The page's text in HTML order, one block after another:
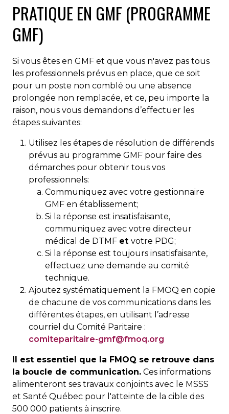
PRATIQUE EN GMF (PROGRAMME
GMF)
Si vous êtes en GMF et que vous n'avez pas tous
les professionnels prévus en place, que ce soit
pour un poste non comblé ou une absence
prolongée non remplacée, et ce, peu importe la
raison, nous vous demandons d’effectuer les
étapes suivantes:
Utilisez les étapes de résolution de différends
prévus au programme GMF pour faire des
démarches pour obtenir tous vos
professionnels:
Communiquez avec votre gestionnaire
GMF en établissement;
Si la réponse est insatisfaisante,
communiquez avec votre directeur
médical de DTMF et votre PDG;
Si la réponse est toujours insatisfaisante,
effectuez une demande au comité
technique.
Ajoutez systématiquement la FMOQ en copie
de chacune de vos communications dans les
différentes étapes, en utilisant l’adresse
courriel du Comité Paritaire :
comiteparitaire-gmf@fmoq.org
Il est essentiel que la FMOQ se retrouve dans
la boucle de communication. Ces informations
alimenteront ses travaux conjoints avec le MSSS
et Santé Québec pour l'atteinte de la cible des
500 000 patients à inscrire.